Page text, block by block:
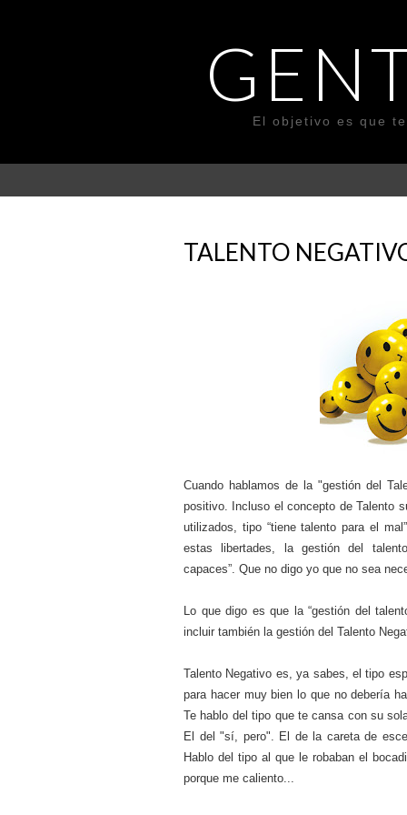
El objetivo es que
TALENTO
Cuando hablamos de la "gestión del
positivo. Incluso el concepto de Talento
utilizados, tipo “tiene talento para el
estas libertades, la gestión del
capaces”. Que no digo yo que no sea
Lo que digo es que la “gestión del
incluir también la gestión del Talento
Talento Negativo es, ya sabes, el tipo
para hacer muy bien lo que no debería
Te hablo del tipo que te cansa con su
El del "sí, pero". El de la careta de
Hablo del tipo al que le robaban el
porque me caliento...